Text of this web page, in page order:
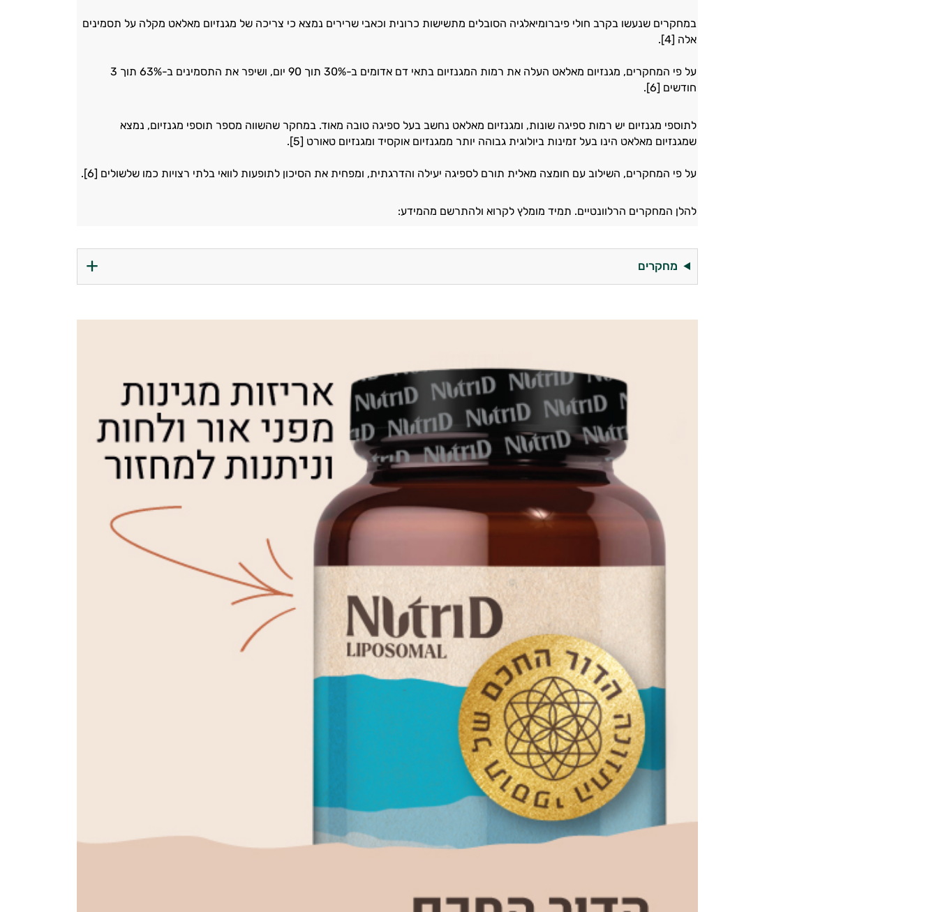
במחקרים שנעשו בקרב חולי פיברומיאלגיה הסובלים מתשישות כרונית וכאבי שרירים נמצא כי צריכה של מגנזיום מאלאט מקלה על תסמינים
אלה [4].
על פי המחקרים, מגנזיום מאלאט העלה את רמות המגנזיום בתאי דם אדומים ב-30% תוך 90 יום, ושיפר את התסמינים ב-63% תוך 3
חודשים [6].
לתוספי מגנזיום יש רמות ספיגה שונות, ומגנזיום מאלאט נחשב בעל ספיגה טובה מאוד. במחקר שהשווה מספר תוספי מגנזיום, נמצא
שמגנזיום מאלאט הינו בעל זמינות ביולוגית גבוהה יותר ממגנזיום אוקסיד ומגנזיום טאורט [5].
על פי המחקרים, השילוב עם חומצה מאלית תורם לספיגה יעילה והדרגתית, ומפחית את הסיכון לתופעות לוואי בלתי רצויות כמו שלשולים [6].
להלן המחקרים הרלוונטיים. תמיד מומלץ לקרוא ולהתרשם מהמידע:
מחקרים